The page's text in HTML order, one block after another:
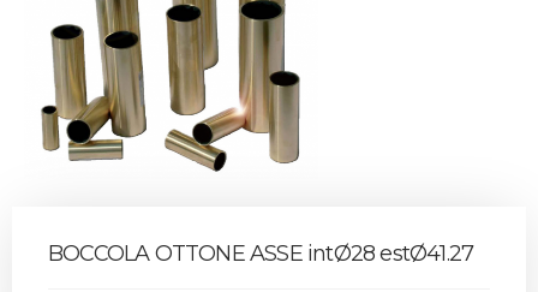
BOCCOLA OTTONE ASSE intØ28 estØ41.27